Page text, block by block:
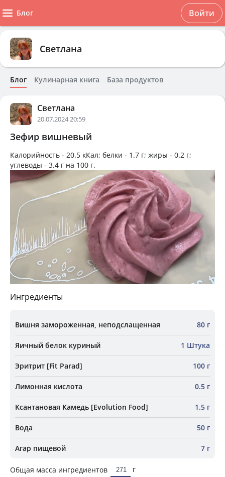
Блог Войти
Светлана
Блог Кулинарная книга База продуктов
Светлана
20.07.2024 20:59
Зефир вишневый
Калорийность - 20.5 кКал; белки - 1.7 г; жиры - 0.2 г;
углеводы - 3.4 г на 100 г.
Ингредиенты
Вишня замороженная, неподслащенная 80 г
Яичный белок куриный 1 Штука
Эритрит [Fit Parad] 100 г
Лимонная кислота 0.5 г
Ксантановая Камедь [Evolution Food] 1.5 г
Вода 50 г
Агар пищевой 7 г
Общая масса ингредиентов
г